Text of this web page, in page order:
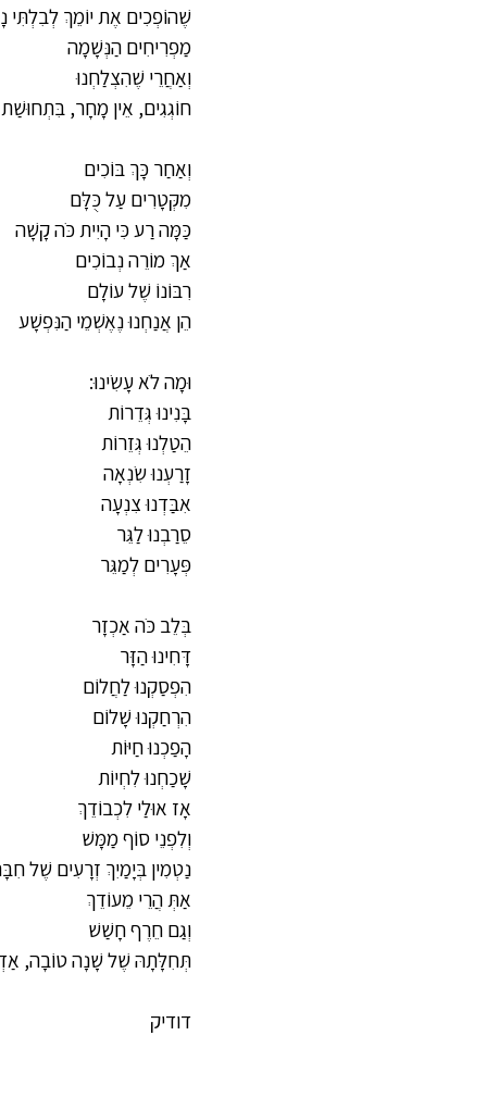
שֶׁהוֹפְכִים אֶת יוֹמֵךְ לְבִלְתִּי
מַפְרִיחִים הַנְּשָׁמָה
וְאַחֲרֵי שֶׁהִצְלַחְנוּ
חוֹגְגִים, אֵין מָחָר, בִּתְחוּשַׁת
וְאַחַר כָּךְ בּוֹכִים
מִקְּטָרִים עַל כֻּלָּם
כַּמָּה רַע כִּי הָיִית כֹּה קָשָׁה
אַךְ מוֹרֵה נְבוֹכִים
רִבּוֹנוֹ שֶׁל עוֹלָם
הֵן אֲנַחְנוּ נֶאֶשְׁמֵי הַנִּפְשָׁע
וּמָה לֹא עָשִׂינוּ:
בָּנִינוּ גְּדֵרוֹת
הֵטַלְנוּ גְּזֵרוֹת
זָרַעְנוּ שִׂנְאָה
אִבַּדְנוּ צִנְעָה
סֵרַבְנוּ לַגֵּר
פְּעָרִים לְמַגֵּר
בְּלֵב כֹּה אַכְזָר
דָּחִינוּ הַזָּר
הִפְסַקְנוּ לַחֲלוֹם
הִרְחַקְנוּ שָׁלוֹם
הָפַכְנוּ חַיּוֹת
שָׁכַחְנוּ לִחְיוֹת
אָז אוּלַי לִכְבוֹדֵךְ
וְלִפְנֵי סוֹף מַמָּשׁ
נַטְמִין בְּיָמַיִךְ זְרָעִים שֶׁל
אַתְּ הֲרֵי מֵעוֹדֵךְ
וְגַם חֵרֶף חָשַׁשׁ
תְּחִלָּתָהּ שֶׁל שָׁנָה טוֹבָה,
דודיק